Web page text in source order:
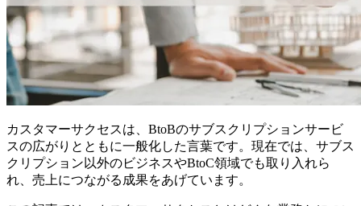
カスタマーサクセスは、BtoBのサブスクリプションサービ
スの広がりとともに一般化した言葉です。現在では、サブス
クリプション以外のビジネスやBtoC領域でも取り入れら
れ、売上につながる成果をあげています。